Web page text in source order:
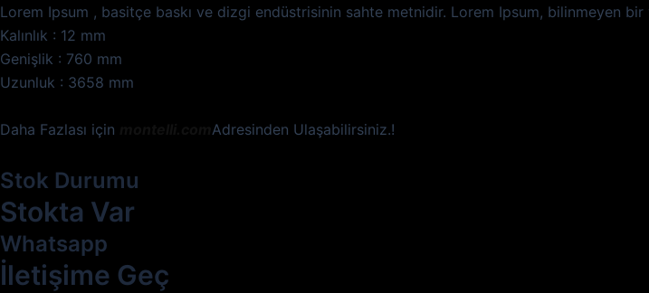
Lorem Ipsum , basitçe baskı ve dizgi endüstrisinin sahte metnidir. Lorem Ipsum, bilinmeyen bir
Kalınlık : 12 mm
Genişlik : 760 mm
Uzunluk : 3658 mm
Daha Fazlası için Adresinden Ulaşabilirsiniz.!
Stok Durumu
Stokta Var
Whatsapp
İletişime Geç